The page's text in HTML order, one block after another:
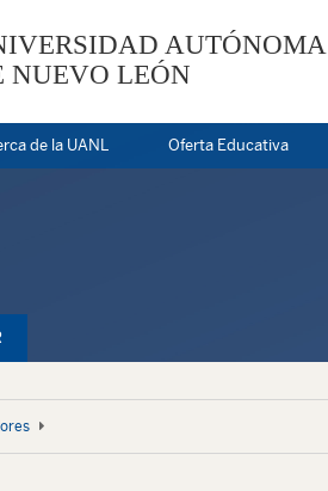
AUTÓNOMA
NUEVO LEÓN
de la UANL Oferta Educativa